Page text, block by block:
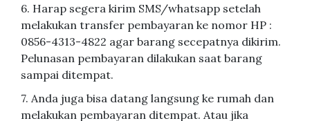
6. Harap segera kirim SMS/whatsapp setelah
melakukan transfer pembayaran ke nomor HP :
0856-4313-4822 agar barang secepatnya dikirim.
Pelunasan pembayaran dilakukan saat barang
sampai ditempat.
7. Anda juga bisa datang langsung ke rumah dan
melakukan pembayaran ditempat. Atau jika